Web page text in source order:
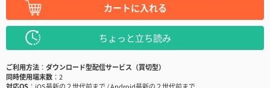
カートに入れる
ちょっと立ち読み
ご利用方法
ダウンロード型配信サービス（買切型）
同時使用端末数
2